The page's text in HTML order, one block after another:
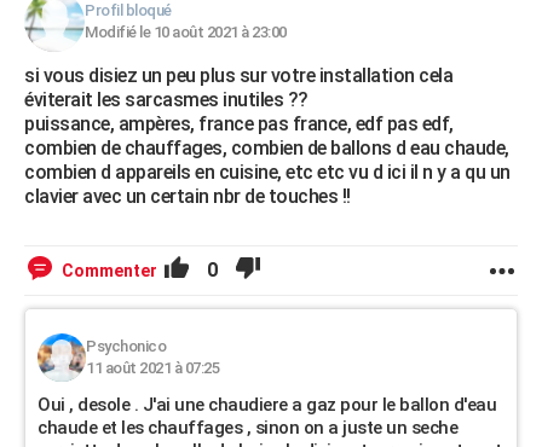
Profil bloqué
Modifié le 10 août 2021 à 23:00
si vous disiez un peu plus sur votre installation cela
éviterait les sarcasmes inutiles ??
puissance, ampères, france pas france, edf pas edf,
combien de chauffages, combien de ballons d eau chaude,
combien d appareils en cuisine, etc etc vu d ici il n y a qu un
clavier avec un certain nbr de touches !!
Commenter 0
Psychonico
11 août 2021 à 07:25
Oui , desole . J'ai une chaudiere a gaz pour le ballon d'eau
chaude et les chauffages , sinon on a juste un seche